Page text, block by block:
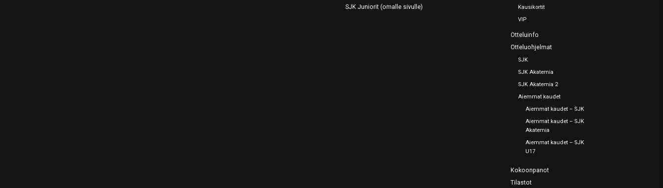
SJK Juniorit (omalle sivulle)
Kausikortit
VIP
Otteluinfo
Otteluohjelmat
SJK
SJK Akatemia
SJK Akatemia 2
Aiemmat kaudet
Aiemmat kaudet – SJK
Aiemmat kaudet – SJK
Akatemia
Aiemmat kaudet – SJK
U17
Kokoonpanot
Tilastot